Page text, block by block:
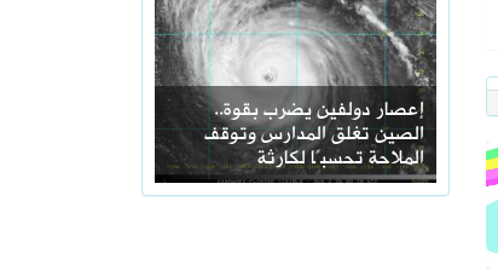
إعصار دولفين يضرب بقوة..
الصين تغلق المدارس وتوقف
الملاحة تحسبًا لكارثة